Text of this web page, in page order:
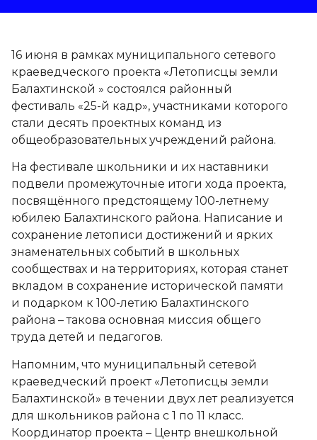
16 июня в рамках муниципального сетевого
краеведческого проекта «Летописцы земли
Балахтинской » состоялся районный
фестиваль «25-й кадр», участниками которого
стали десять проектных команд из
общеобразовательных учреждений района.
На фестивале школьники и их наставники
подвели промежуточные итоги хода проекта,
посвящённого предстоящему 100-летнему
юбилею Балахтинского района. Написание и
сохранение летописи достижений и ярких
знаменательных событий в школьных
сообществах и на территориях, которая станет
вкладом в сохранение исторической памяти
и подарком к 100-летию Балахтинского
района – такова основная миссия общего
труда детей и педагогов.
Напомним, что муниципальный сетевой
краеведческий проект «Летописцы земли
Балахтинской» в течении двух лет реализуется
для школьников района с 1 по 11 класс.
Координатор проекта – Центр внешкольной